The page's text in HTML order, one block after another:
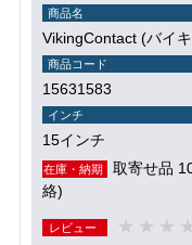
商品名
VikingContact (バイ
商品コード
15631583
インチ
15インチ
在庫・納期
取寄せ品
絡)
レビュー